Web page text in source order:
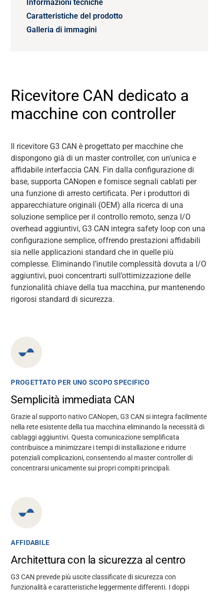
Ricevitore CAN dedicato a
macchine con controller
Il ricevitore G3 CAN è progettato per macchine che
dispongono già di un master controller, con un'unica e
affidabile interfaccia CAN. Fin dalla configurazione di
base, supporta CANopen e fornisce segnali cablati per
una funzione di arresto certificata. Per i produttori di
apparecchiature originali (OEM) alla ricerca di una
soluzione semplice per il controllo remoto, senza I/O
overhead aggiuntivi, G3 CAN integra safety loop con una
configurazione semplice, offrendo prestazioni affidabili
sia nelle applicazioni standard che in quelle più
complesse. Eliminando l’inutile complessità dovuta a I/O
aggiuntivi, puoi concentrarti sull’ottimizzazione delle
funzionalità chiave della tua macchina, pur mantenendo
rigorosistandard di sicurezza.
Informazioni tecniche
Caratteristiche del prodotto
Galleria di immagini
PROGETTATO PER UNO SCOPO SPECIFICO
Semplicità immediata CAN
Grazie al supporto nativo CANopen, G3 CAN si integra facilmente
nella rete esistente della tua macchina eliminando la necessità di
cablaggi aggiuntivi. Questa comunicazione semplificata
contribuisce a minimizzare i tempi di installazione e ridurre
potenziali complicazioni, consentendo al master controller di
concentrarsi unicamente sui propri compiti principali.
AFFIDABILE
Architettura con la sicurezza al centro
G3 CAN prevede più uscite classificate di sicurezza con
funzionalità e caratteristiche leggermente differenti. I doppi